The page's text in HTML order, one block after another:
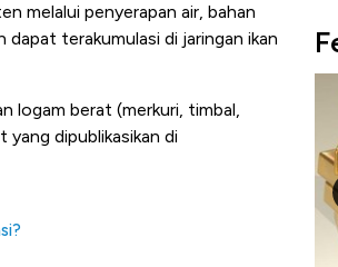
melalui penyerapan air, bahan
terakumulasi di jaringan ikan
logam berat (merkuri, timbal,
dipublikasikan di